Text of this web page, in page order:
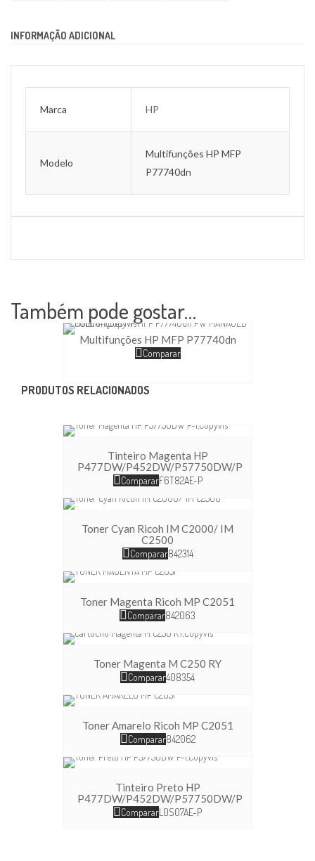
INFORMAÇÃO ADICIONAL
Marca HP
Modelo
Multifunções HP MFP
P77740dn
Também pode gostar…
Multifunções HP MFP P77740dn
Comparar
PRODUTOS RELACIONADOS
Tinteiro Magenta HP
P477DW/P452DW/P57750DW/P
CompararF6T82AE-P
Toner Cyan Ricoh IM C2000/ IM
C2500
Comparar842314
Toner Magenta Ricoh MP C2051
Comparar842063
Toner Magenta M C250 RY
Comparar408354
Toner Amarelo Ricoh MP C2051
Comparar842062
Tinteiro Preto HP
P477DW/P452DW/P57750DW/P
CompararL0S07AE-P